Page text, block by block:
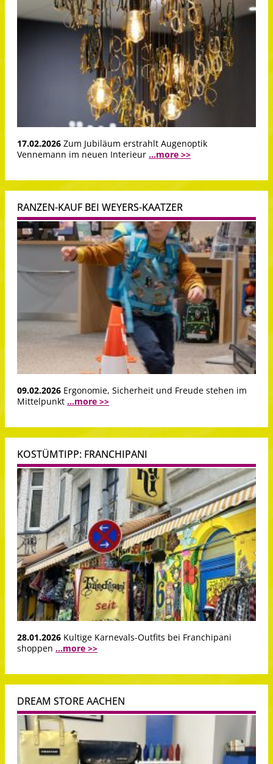
17.02.2026 Zum Jubiläum erstrahlt Augenoptik
Vennemann im neuen Interieur ...more >>
RANZEN-KAUF BEI WEYERS-KAATZER
09.02.2026 Ergonomie, Sicherheit und Freude stehen im
Mittelpunkt ...more >>
KOSTÜMTIPP: FRANCHIPANI
28.01.2026 Kultige Karnevals-Outfits bei Franchipani
shoppen ...more >>
DREAM STORE AACHEN